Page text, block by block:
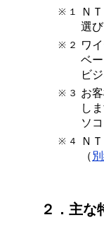
※ １ Ｎ
選
※ ２
ワ
ベ
ビ
※ ３ お
し
ソ
※ ４
Ｎ
（
２．主な